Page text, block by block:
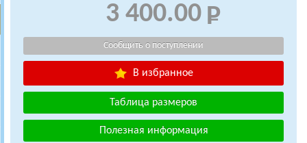
3 400.00
В избранное
Таблица размеров
Полезная информация